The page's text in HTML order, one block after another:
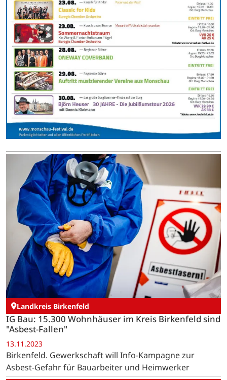
Landkreis Birkenfeld
IG Bau: 15.300 Wohnhäuser im Kreis Birkenfeld sind
"Asbest-Fallen"
13.11.2023
Birkenfeld. Gewerkschaft will Info-Kampagne zur
Asbest-Gefahr für Bauarbeiter und Heimwerker